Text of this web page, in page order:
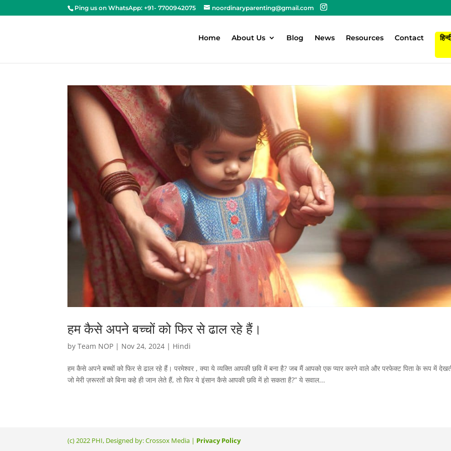
Ping us on WhatsApp: +91- 7700942075 noordinaryparenting@gmail.com
Home About Us Blog News Resources Contact
हम कैसे अपने बच्चों को फिर से ढाल रहे हैं।
byTeam NOP | Nov 24, 2024 | Hindi
हम कैसे अपने बच्चों को फिर से ढाल रहे हैं। परमेश्वर , क्या ये व्यक्ति आपकी छवि में बना है? जब मैं आपको एक प्यार करने वाले और परफेक्ट पिता के रूप में
जो मेरी ज़रूरतों को बिना कहे ही जान लेते हैं, तो फिर ये इंसान कैसे आपकी छवि में हो सकता है?” ये सवाल...
(c) 2022 PHI, Designed by: Crossox Media | Privacy Policy